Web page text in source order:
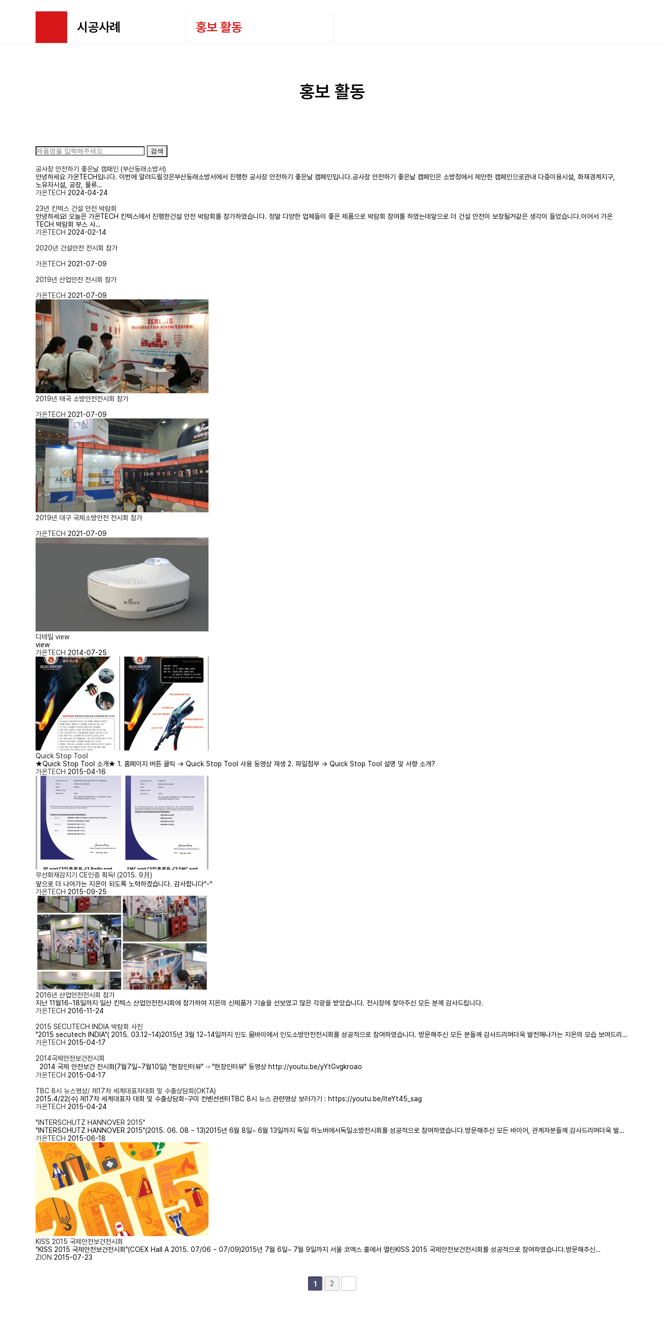
시공사례 홍보 활동
홍보 활동
검색
공사장 안전하기 좋은날 캠패인 (부산동래소방서)
안녕하세요 가온TECH입니다. 이번에 알려드릴것은​부산동래소방서에서 진행한 ​공사장 안전하기 좋은날 캠페인입니다.​공사장 안전하기 좋은날 캠페인은 소방청에서 제안한 캠페인으로관내 다중이용시설, 화재경계지구,
노유자시설, 공장, 물류…
가온TECH 2024-04-24
23년 킨텍스 건설 안전 박람회
안녕하세요! 오늘은 가온TECH 킨텍스에서 진행한건설 안전 박람회를 참가하였습니다. 정말 다양한 업체들이 좋은 제품으로 박람회 참여를 하였는데앞으로 더 건설 안전이 보장될거같은 생각이 들었습니다.​이어서 가온
TECH 박람회 부스 사…
가온TECH 2024-02-14
2020년 건설안전 전시회 참가
가온TECH 2021-07-09
2019년 산업안전 전시회 참가
가온TECH 2021-07-09
2019년 태국 소방안전전시회 참가
가온TECH 2021-07-09
2019년 대구 국제소방안전 전시회 참가
가온TECH 2021-07-09
디테일 view
view
가온TECH 2014-07-25
Quick Stop Tool
★Quick Stop Tool 소개★ 1. 홈페이지 버튼 클릭 → Quick Stop Tool 사용 동영상 재생 2. 파일첨부 → Quick Stop Tool 설명 및 사향 소개?
가온TECH 2015-04-16
무선화재감지기 CE인증 획득! (2015. 9月)
앞으로 더 나아가는 지온이 되도록 노력하겠습니다. 감사합니다^-^
가온TECH 2015-09-25
2016년 산업안전전시회 참가
지난 11월16~18일까지 일산 킨텍스 산업안전전시회에 참가하여 지온의 신제품가 기술을 선보였고 많은 각광을 받았습니다. 전시장에 찾아주신 모든 분께 감사드립니다.
가온TECH 2016-11-24
2015 SECUTECH INDIA 박람회 사진
"2015 secutech INDIA"( 2015. 03.12~14)2015년 3월 12~14일까지 인도 뭄바이에서 인도소방안전전시회를 성공적으로 참여하였습니다. 방문해주신 모든 분들께 감사드리며더욱 발전해나가는 지온의 모습 보여드리…
가온TECH 2015-04-17
2014국제안전보건전시회
2014 국제 안전보건 전시회(7월7일~7월10일) "현장인터뷰" ☞"현장인터뷰" 동영상 http://youtu.be/yYtGvgkroao
가온TECH 2015-04-17
TBC 8시 뉴스영상/ 제17차 세계대표자대회 및 수출상담회(OKTA)
2015.4/22(수) 제17차 세계대표자 대회 및 수출상담회-구미 컨벤션센터TBC 8시 뉴스 관련영상 보러가기 : https://youtu.be/lteYt45_sag
가온TECH 2015-04-24
"INTERSCHUTZ HANNOVER 2015"
​"INTERSCHUTZ HANNOVER 2015"(2015. 06. 08 ~ 13)2015년 6월 8일~ 6월 13일까지 독일 하노버에서독일소방전시회를 성공적으로 참여하였습니다.방문해주신 모든 바이어, 관계자분들께 감사드리며더욱 발…
가온TECH 2015-06-18
KISS 2015 국제안전보건전시회
​"KISS 2015 국제안전보건전시회"(COEX Hall A 2015. 07/06 ~ 07/09)2015년 7월 6일~ 7월 9일까지 서울 코엑스 홀에서 열린KISS 2015 국제안전보건전시회를 성공적으로 참여하였습니다.​방문해주신…
ZION 2015-07-23
1 2